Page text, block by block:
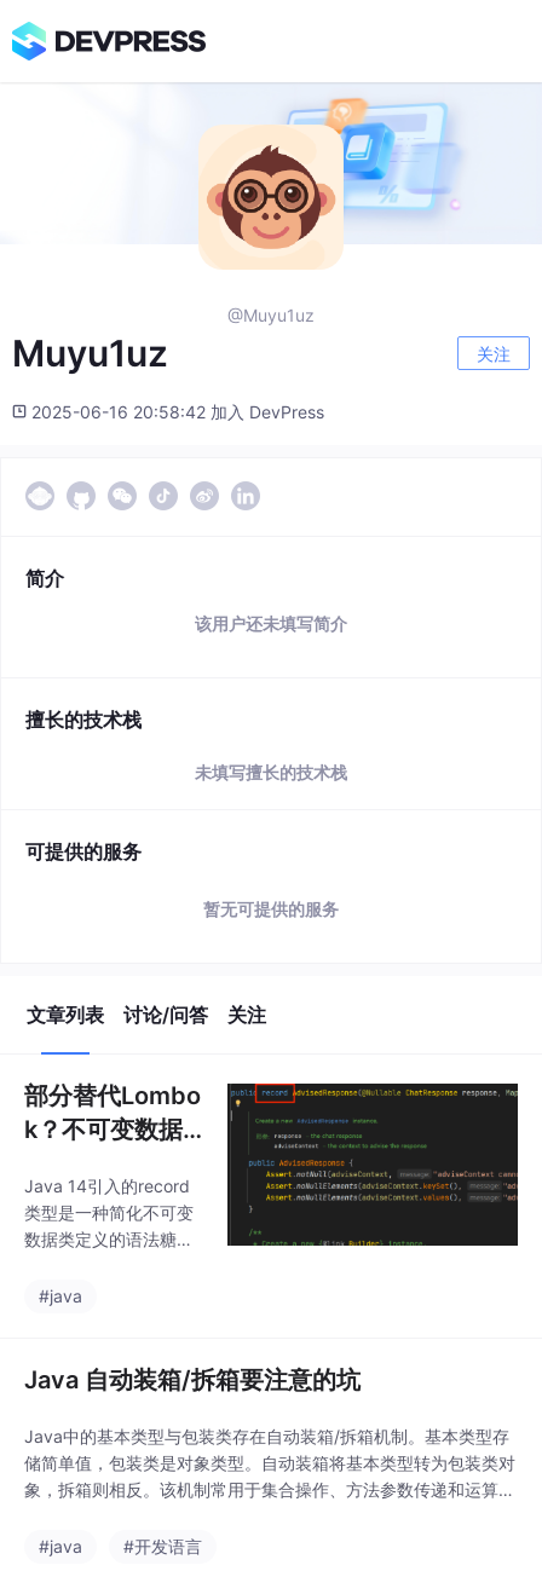
@Muyu1uz
Muyu1uz 关注
2025-06-16 20:58:42 加入 DevPress
简介
该用户还未填写简介
擅长的技术栈
未填写擅长的技术栈
可提供的服务
暂无可提供的服务
文章列表 讨论/问答 关注
部分替代Lombo
k？不可变数据
章带你了解JDK
16正式引用的re
Java 14引入的record
类型是一种简化不可变
数据类定义的语法糖，
同名getter方法、全参
与传统Java类或Lombo
k相比，record能以更
简洁的语法（如record
Point(int x,int y){}）实
现相同功能，特别适合J
DK16+环境。其主要应
传输数据、方法多值
#java
Java 自动装箱/拆箱要注意的坑
Java中的基本类型与包装类存在自动装箱/拆箱机制。基本类型存
储简单值，包装类是对象类型。自动装箱将基本类型转为包装类对
象，拆箱则相反。该机制常用于集合操作、方法参数传递和运算场
7）。频繁装箱拆箱会影响性能，建议高性能场景直接使用基本类
#java #开发语言